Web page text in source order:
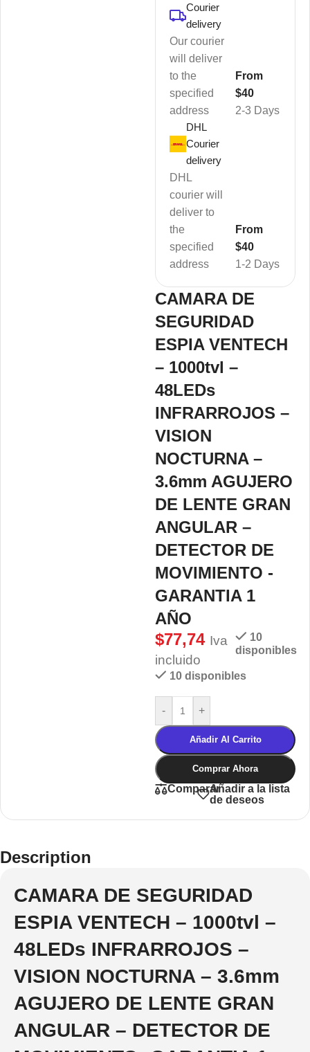
Courier
delivery
Our courier
will deliver
to the
specified
address
2-3 Days
From
$40
DHL
Courier
delivery
DHL
courier will
deliver to
the
specified
address
1-2 Days
From
$40
CAMARA DE
SEGURIDAD
ESPIA VENTECH
– 1000tvl –
48LEDs
INFRARROJOS –
VISION
NOCTURNA –
3.6mm AGUJERO
DE LENTE GRAN
ANGULAR –
DETECTOR DE
MOVIMIENTO -
GARANTIA 1
AÑO
$77,74 Iva
incluido
10
disponibles
10 disponibles
- +
Añadir Al Carrito
Comprar Ahora
CompararAñadir a la lista
de deseos
Description
CAMARA DE SEGURIDAD
ESPIA VENTECH – 1000tvl –
48LEDs INFRARROJOS –
VISION NOCTURNA – 3.6mm
AGUJERO DE LENTE GRAN
ANGULAR – DETECTOR DE